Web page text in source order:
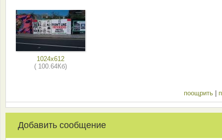
1024x612
( 100.64Кб)
поощрить
Добавить сообщение